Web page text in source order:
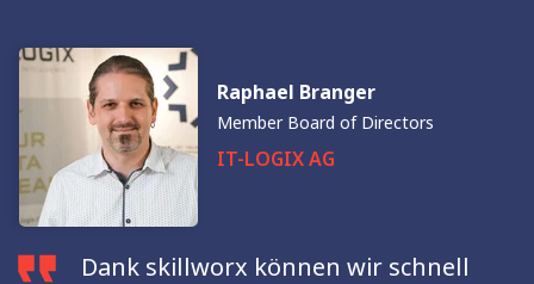
Raphael Branger
Member Board of Directors
IT-LOGIX AG
Dank skillworx können wir schnell